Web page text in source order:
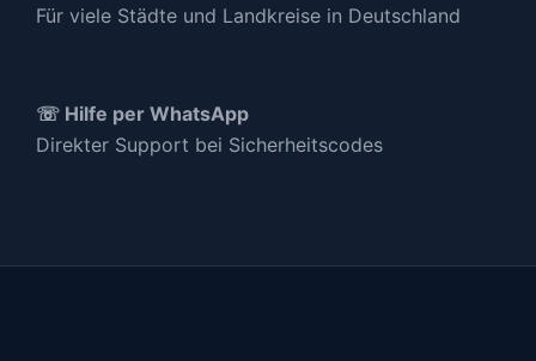
Für viele Städte und Landkreise in Deutschland
☏ Hilfe per WhatsApp
Direkter Support bei Sicherheitscodes